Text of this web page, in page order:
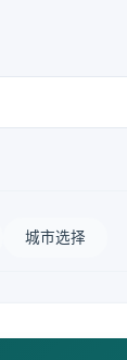
城市选择